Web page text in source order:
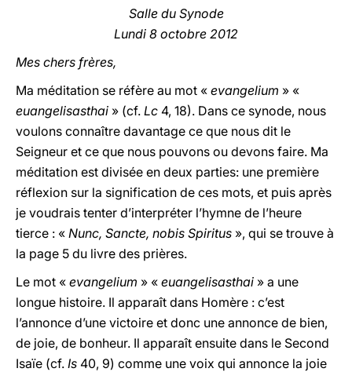
Salle du Synode
Lundi 8 octobre 2012
Mes chers frères,
Ma méditation se réfère au mot « evangelium » «
euangelisasthai » (cf. Lc 4, 18). Dans ce synode, nous
voulons connaître davantage ce que nous dit le
Seigneur et ce que nous pouvons ou devons faire. Ma
méditation est divisée en deux parties: une première
réflexion sur la signification de ces mots, et puis après
je voudrais tenter d’interpréter l’hymne de l’heure
tierce : « Nunc, Sancte, nobis Spiritus », qui se trouve à
la page 5 du livre des prières.
Le mot « evangelium » « euangelisasthai » a une
longue histoire. Il apparaît dans Homère : c’est
l’annonce d’une victoire et donc une annonce de bien,
de joie, de bonheur. Il apparaît ensuite dans le Second
Isaïe (cf. Is 40, 9) comme une voix qui annonce la joie